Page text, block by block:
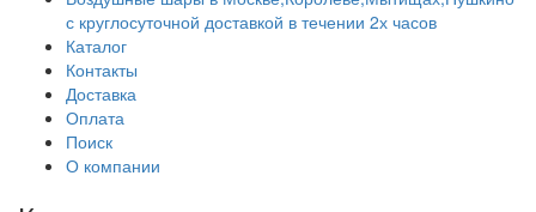
с круглосуточной доставкой в течении 2х часов
Каталог
Контакты
Доставка
Оплата
Поиск
О компании